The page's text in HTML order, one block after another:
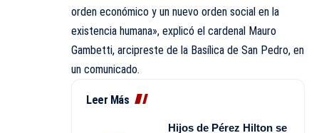
orden económico y un nuevo orden social en la
existencia humana», explicó el cardenal Mauro
Gambetti, arcipreste de la Basílica de San Pedro, en
un comunicado.
Leer Más
Hijos de Pérez Hilton se